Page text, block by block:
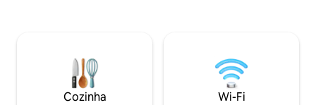
para mim a foto do Rg de todos os
inquilinos e também a placa dos carros
Cozinha Wi-Fi